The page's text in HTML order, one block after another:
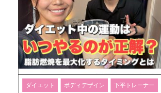
ダイエット ボディデザイン 下平トレーナー